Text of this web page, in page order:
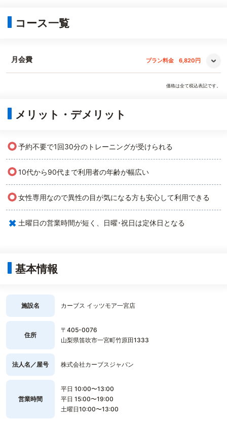
コース一覧
月会費 プラン料金 6,820円
価格は全て税込表記です。
メリット・デメリット
○予約不要で1回30分のトレーニングが受けられる
○10代から90代まで利用者の年齢が幅広い
○女性専用なので異性の目が気になる方も安心して利用できる
× 土曜日の営業時間が短く、日曜･祝日は定休日となる
基本情報
施設名 カーブス イッツモア一宮店
住所
〒405-0076
山梨県笛吹市一宮町竹原田1333
法人名／屋号 株式会社カーブスジャパン
営業時間
平日 10:00〜13:00
平日 15:00〜19:00
土曜日10:00〜13:00